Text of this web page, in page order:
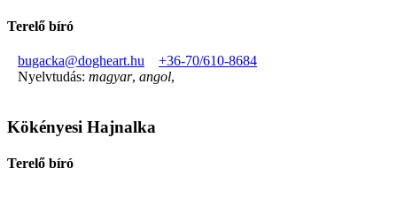
Terelő bíró
bugacka@dogheart.hu
+36-70/610-8684
Nyelvtudás: magyar, angol,
Kökényesi Hajnalka
Terelő bíró